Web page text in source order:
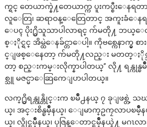
က္ရင္ တေယာက္နဲ႔တေယာက္က ပူးကပ္စီးေနရတ
လူေတြ၊ ဆရာဝန္ေတြေတာင္ အကူးခံေန
ေပၚ ပိုး႐ွိသူသာပါလာရင္ က်မတို႔ ဘယ္ေလာက္
စ္ႏိုင္ရင္ အိမ္ထဲေနခ်င္တာေပါ့။ ကိုဗစ္ကေနာက္မွ
င္ျဖစ္ေနေတာ့ က်မတို႔လည္း မတတ္ႏို
တာ့ စည္းကမ္းလိုက္နာပါတယ္” လို႔ ရန္ကုန္ၿမိဳ
စ္သူ မဇင္မာေဆြကေျပာပါတယ္။
လက္႐ွိရန္ကုန္တိုင္းက ၿမိဳ႕နယ္ ၇ ခုျဖစ္တဲ့ သ
ယ္၊ အင္းစိန္ၿမိဳ့နယ္၊ ေျမာက္ဥကၠလာပၿ
ယ္၊ လွိုင္ၿမိဳ့နယ္၊ ပုဇြန္ေတာင္ၿမိဳ့နယ္နဲ႔ မဂၤလ